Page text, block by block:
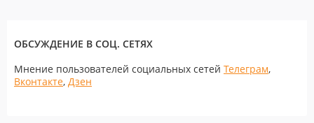
ОБСУЖДЕНИЕ В СОЦ. СЕТЯХ
Мнение пользователей социальных сетей Телеграм,
Вконтакте, Дзен